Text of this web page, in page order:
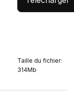
Taille du fichier:
314Mb